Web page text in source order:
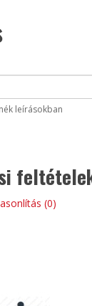
leírásokban
(0)